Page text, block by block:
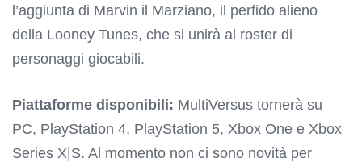
l’aggiunta di Marvin il Marziano, il perfido alieno
della Looney Tunes, che si unirà al roster di
personaggi giocabili.
Piattaforme disponibili: MultiVersus tornerà su
PC, PlayStation 4, PlayStation 5, Xbox One e Xbox
Series X|S. Al momento non ci sono novità per